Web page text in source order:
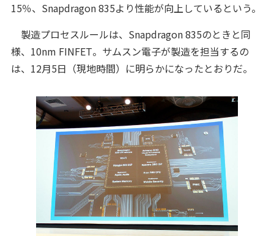
15％、Snapdragon 835より性能が向上しているという。
製造プロセスルールは、Snapdragon 835のときと同
様、10nm FINFET。サムスン電子が製造を担当するの
は、12月5日（現地時間）に明らかになったとおりだ。